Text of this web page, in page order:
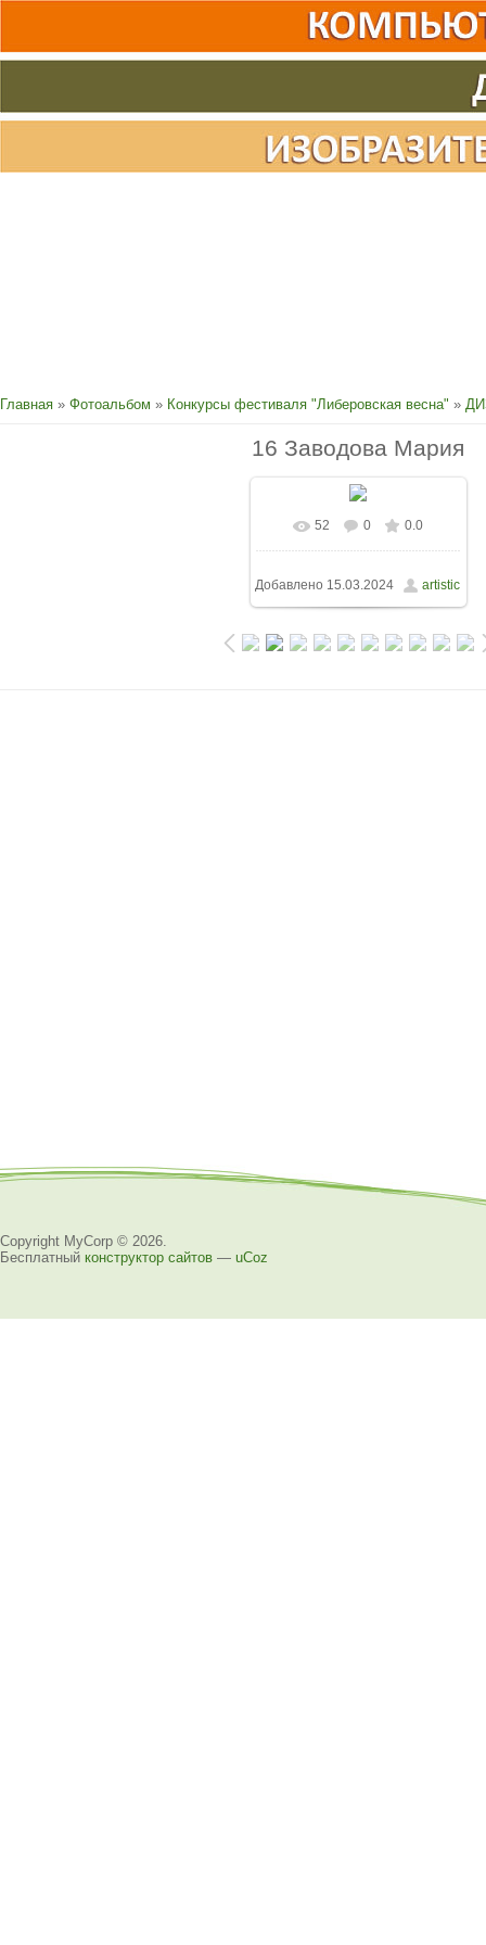
Главная » Фотоальбом » Конкурсы фестиваля "Либеровская весна" »
16 Заводова Мария
52 0 0.0
Добавлено 15.03.2024 artistic
Copyright MyCorp © 2026
Бесплатный конструктор сайтов — uCoz